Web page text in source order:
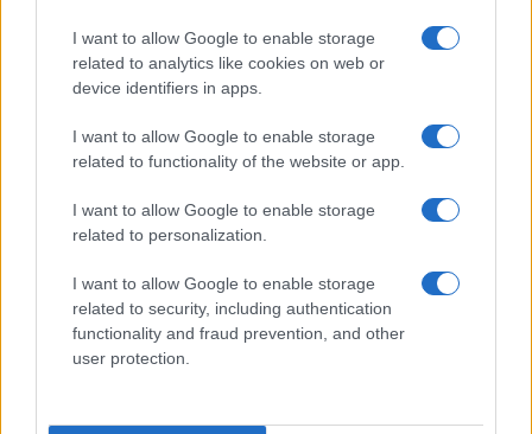
I want to allow Google to enable storage
related to analytics like cookies on web or
device identifiers in apps.
I want to allow Google to enable storage
related to functionality of the website or app.
I want to allow Google to enable storage
related to personalization.
I want to allow Google to enable storage
related to security, including authentication
functionality and fraud prevention, and other
user protection.